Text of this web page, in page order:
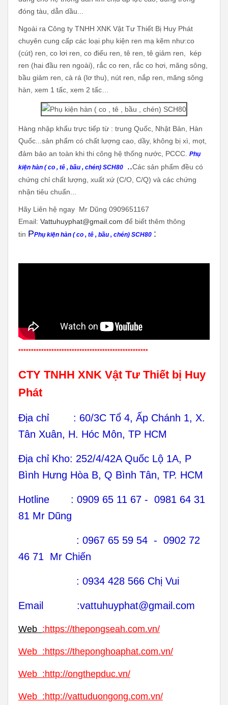
đóng tàu, dẫn dầu...
Ngoài ra Công ty TNHH XNK Vật Tư Thiết Bị Huy Phát
chuyên cung cấp các loại phụ kiện ren mạ kẽm như:co
(cút) ren, co lơi ren, co điếu ren, tê ren, tê giảm ren, kép
ren (hai đầu ren ngoài), rắc co ren, rắc co hơi, măng sông,
bầu giảm ren, cà rá (lơ thu), nút ren, nắp ren, măng sông
hàn, xem 1 tấc, xem 2 tấc…
Hàng nhập khẩu trực tiếp từ : trung Quốc, Nhật Bản, Hàn
Quốc...sản phẩm có chất lượng cao, dầy, không bị xì, mọt,
đảm bảo an toàn khi thi công hệ thống nước, PCCC. Phụ
kiện hàn ( co , tê , bầu , chén) SCH80
..Các sản phẩm đều có
chứng chỉ chất lượng, xuất xứ (C/O, C/Q) và các chứng
nhận tiêu chuẩn...
Hãy Liên hệ ngay Mr Dũng 0909651167
Email: Vattuhuyphat@gmail.com để biết thêm thông
tin PPhụ kiện hàn ( co , tê , bầu , chén) SCH80 :
***************************************************
CTY TNHH XNK Vật Tư Thiết bị Huy
Phát
Địa chỉ : 60/3C Tổ 4, Ấp Chánh 1, X.
Tân Xuân, H. Hóc Môn, TP HCM
Địa chỉ Kho: 252/4/42A Quốc Lộ 1A, P
Bình Hưng Hòa B, Q Bình Tân, TP. HCM
Hotline : 0909 65 11 67 - 0981 64 31
81 Mr Dũng
: 0967 65 59 54 - 0902 72
46 71 Mr Chiến
: 0934 428 566 Chị Vui
Email :vattuhuyphat@gmail.com
Web :https://thepongseah.com.vn/
Web :https://theponghoaphat.com.vn/
Web :http://ongthepduc.vn/
Web :http://vattuduongong.com.vn/